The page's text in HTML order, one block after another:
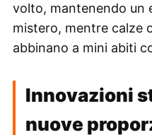
volto, mantenendo un
mistero, mentre calze
abbinano a mini abiti
Innovazioni
nuove